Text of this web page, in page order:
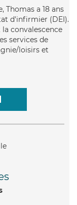
Thomas a 18 ans
d'infirmier (DEI).
convalescence
services de
loisirs et